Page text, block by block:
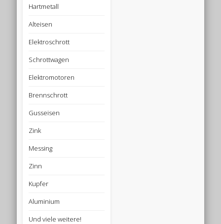
Hartmetall
Alteisen
Elektroschrott
Schrottwagen
Elektromotoren
Brennschrott
Gusseisen
Zink
Messing
Zinn
Kupfer
Aluminium
Und viele weitere!